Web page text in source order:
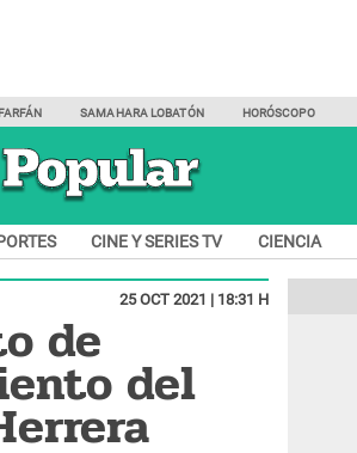
SAMAHARA LOBATÓN HORÓSCOPO
CINE Y SERIES TV CIENCIA
25 OCT 2021 | 18:31 H
de
del